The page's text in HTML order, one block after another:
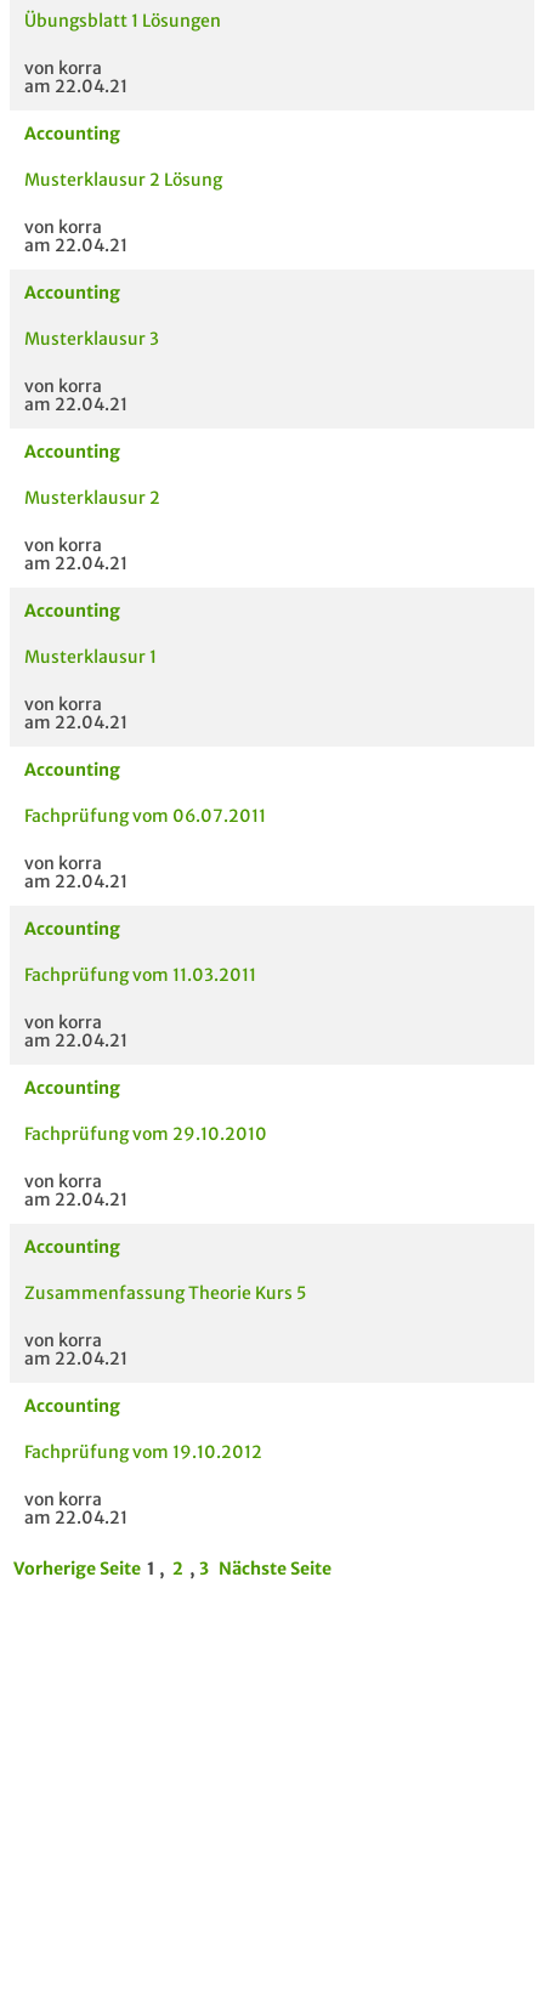
Übungsblatt 1 Lösungen
von korra
am 22.04.21
Accounting
Musterklausur 2 Lösung
von korra
am 22.04.21
Accounting
Musterklausur 3
von korra
am 22.04.21
Accounting
Musterklausur 2
von korra
am 22.04.21
Accounting
Musterklausur 1
von korra
am 22.04.21
Accounting
Fachprüfung vom 06.07.2011
von korra
am 22.04.21
Accounting
Fachprüfung vom 11.03.2011
von korra
am 22.04.21
Accounting
Fachprüfung vom 29.10.2010
von korra
am 22.04.21
Accounting
Zusammenfassung Theorie Kurs 5
von korra
am 22.04.21
Accounting
Fachprüfung vom 19.10.2012
von korra
am 22.04.21
Vorherige Seite 1 , 2 , 3 Nächste Seite